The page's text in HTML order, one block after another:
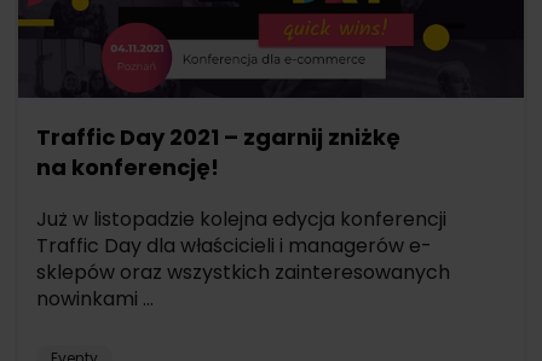
Traffic Day 2021 – zgarnij zniżkę
na konferencję!
Już w listopadzie kolejna edycja konferencji
Traffic Day dla właścicieli i managerów e-
sklepów oraz wszystkich zainteresowanych
nowinkami ...